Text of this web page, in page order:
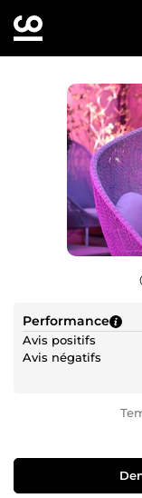
Performance
Avis positifs
Avis négatifs